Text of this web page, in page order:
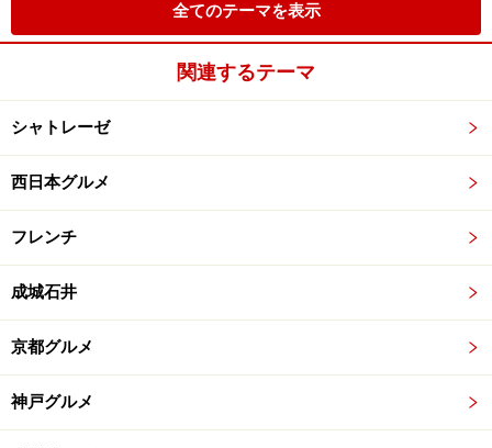
全てのテーマを表示
関連するテーマ
シャトレーゼ
西日本グルメ
フレンチ
成城石井
京都グルメ
神戸グルメ